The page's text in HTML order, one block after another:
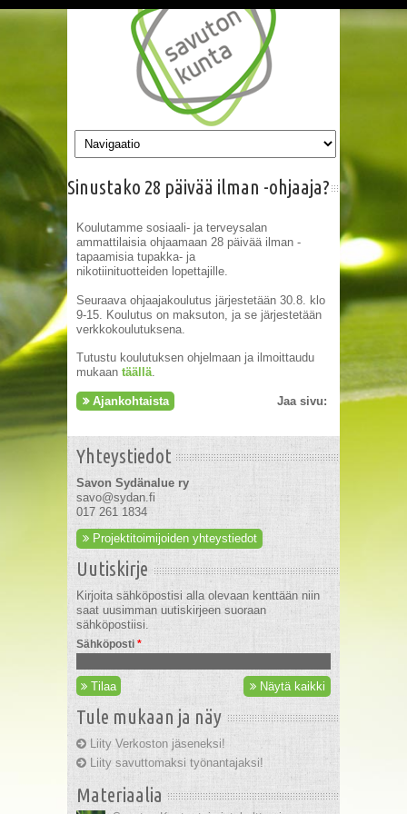
Hyppää pääsisältöön
Sinustako 28 päivää ilman -ohjaaja?
Koulutamme sosiaali- ja terveysalan
ammattilaisia ohjaamaan 28 päivää ilman -
tapaamisia tupakka- ja
nikotiinituotteiden lopettajille.
Seuraava ohjaajakoulutus järjestetään 30.8. klo
9-15. Koulutus on maksuton, ja se järjestetään
verkkokoulutuksena.
Tutustu koulutuksen ohjelmaan ja ilmoittaudu
mukaan täällä.
Jaa sivu:
Ajankohtaista
Yhteystiedot
Savon Sydänalue ry
savo@sydan.fi
017 261 1834
Projektitoimijoiden yhteystiedot
Uutiskirje
Kirjoita sähköpostisi alla olevaan kenttään niin
saat uusimman uutiskirjeen suoraan
sähköpostiisi.
Sähköposti *
Tilaa Näytä kaikki
Tule mukaan ja näy
Liity Verkoston jäseneksi!
Liity savuttomaksi työnantajaksi!
Materiaalia